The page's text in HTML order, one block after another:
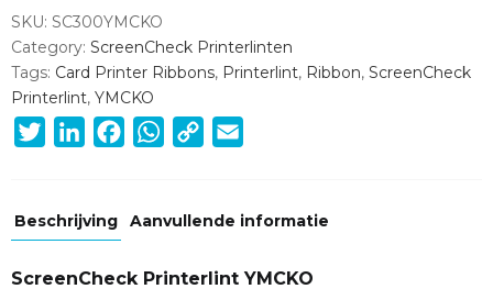
SKU: SC300YMCKO
Category: ScreenCheck Printerlinten
Tags: Card Printer Ribbons, Printerlint, Ribbon, ScreenCheck
Printerlint, YMCKO
TwitterLinkedInFacebookWhatsApp
Copy
Beschrijving Aanvullende informatie
ScreenCheck Printerlint YMCKO